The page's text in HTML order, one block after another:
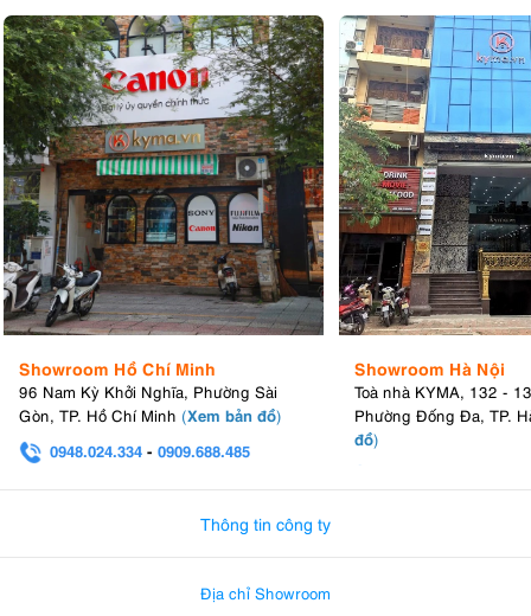
Showroom Hồ Chí Minh
96 Nam Kỳ Khởi Nghĩa, Phường Sài
Gòn, TP. Hồ Chí Minh (Xem bản đồ)
0948.024.334 - 0909.688.485
Showroom Hà Nội
Toà nhà KYMA, 132 -
Phường Đống Đa, TP.
đồ)
Thông tin công ty
Địa chỉ Showroom